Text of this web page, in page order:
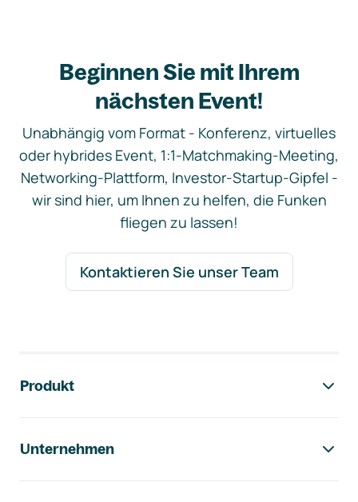
Beginnen Sie mit Ihrem
nächsten Event!
Unabhängig vom Format - Konferenz, virtuelles
oder hybrides Event, 1:1-Matchmaking-Meeting,
Networking-Plattform, Investor-Startup-Gipfel -
wir sind hier, um Ihnen zu helfen, die Funken
fliegen zu lassen!
Kontaktieren Sie unser Team
Produkt
Unternehmen